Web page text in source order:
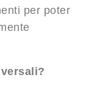
per poter